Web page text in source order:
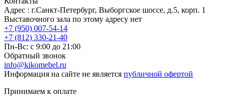
Адрес : г.Санкт-Петербург, Выборгское шоссе, д.5, корп. 1
Выставочного зала по этому адресу нет
+7 (950) 007-54-14
+7 (812) 330-21-40
Пн-Вс: с 9:00 до 21:00
Обратный звонок
info@kikomebel.ru
Информация на сайте не является публичной офертой
Принимаем к оплате